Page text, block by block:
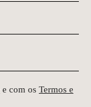
e com os Termos e